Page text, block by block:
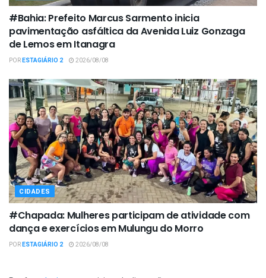
#Bahia: Prefeito Marcus Sarmento inicia
pavimentação asfáltica da Avenida Luiz Gonzaga
de Lemos em Itanagra
PORESTAGIÁRIO 2 2026/08/08
CIDADES
#Chapada: Mulheres participam de atividade com
dança e exercícios em Mulungu do Morro
PORESTAGIÁRIO 2 2026/08/08